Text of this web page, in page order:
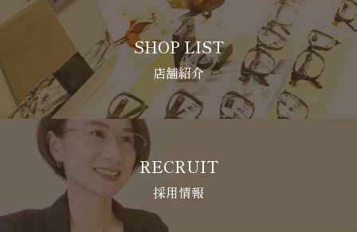
SHOP LIST
店舗紹介
RECRUIT
採用情報